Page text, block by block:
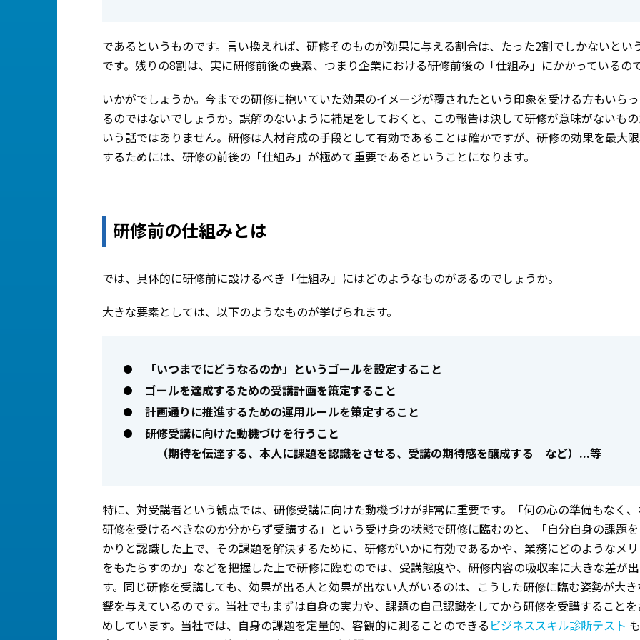
であるというものです。言い換えれば、研修そのものが効果に与える割合は、たった2割でしかないとい
です。残りの8割は、実に研修前後の要素、つまり企業における研修前後の「仕組み」にかかっているので
いかがでしょうか。今までの研修に抱いていた効果のイメージが覆されたという印象を受ける方もいら
るのではないでしょうか。誤解のないように補足をしておくと、この報告は決して研修が意味がないもの
いう話ではありません。研修は人材育成の手段として有効であることは確かですが、研修の効果を最大
するためには、研修の前後の「仕組み」が極めて重要であるということになります。
研修前の仕組みとは
では、具体的に研修前に設けるべき「仕組み」にはどのようなものがあるのでしょうか。
大きな要素としては、以下のようなものが挙げられます。
「いつまでにどうなるのか」というゴールを設定すること
ゴールを達成するための受講計画を策定すること
計画通りに推進するための運用ルールを策定すること
研修受講に向けた動機づけを行うこと
（期待を伝達する、本人に課題を認識をさせる、受講の期待感を醸成する など）...等
特に、対受講者という観点では、研修受講に向けた動機づけが非常に重要です。「何の心の準備もなく
研修を受けるべきなのか分からず受講する」という受け身の状態で研修に臨むのと、「自分自身の課題
かりと認識した上で、その課題を解決するために、研修がいかに有効であるかや、業務にどのようなメ
をもたらすのか」などを把握した上で研修に臨むのでは、受講態度や、研修内容の吸収率に大きな差が
す。同じ研修を受講しても、効果が出る人と効果が出ない人がいるのは、こうした研修に臨む姿勢が大
響を与えているのです。当社でもまずは自身の実力や、課題の自己認識をしてから研修を受講すること
めしています。当社では、自身の課題を定量的、客観的に測ることのできる ビジネススキル診断テスト